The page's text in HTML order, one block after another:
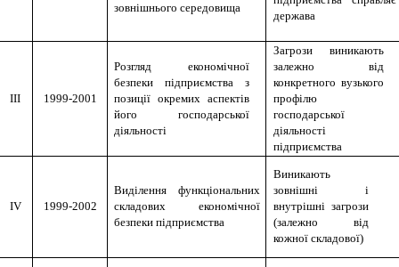
зовнішнього середовища
держава
III 1999-2001
Розгляд економічної
безпеки підприємства з
позиції окремих аспектів
його господарської
діяльності
Загрози виникають
залежно від
конкретного вузького
профілю
господарської
діяльності
підприємства
IV 1999-2002
Виділення функціональних
складових економічної
безпеки підприємства
Виникають
зовнішні і
внутрішні загрози
(залежно від
кожної складової)